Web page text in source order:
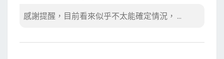
感謝提醒，目前看來似乎不太能確定情況， ...